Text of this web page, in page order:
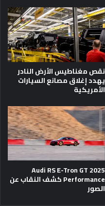
نقص مغناطيس الأرض النادر
يهدد إغلاق مصانع السيارات
الأمريكية
2025 Audi RS E-Tron GT
Performance كشف النقاب عن
الصور